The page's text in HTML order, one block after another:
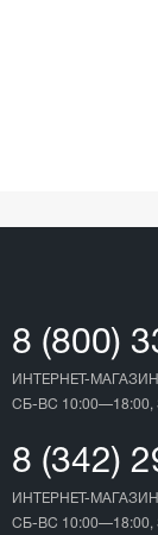
8 (800)
ИНТЕРНЕТ-
СБ-ВС
8 (342)
ИНТЕРНЕТ-
СБ-ВС